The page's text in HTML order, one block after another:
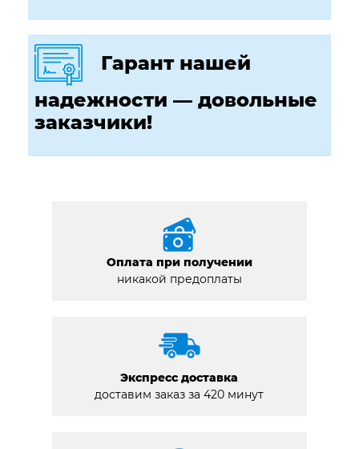
Гарант нашей
надежности — довольные
заказчики!
Оплата при получении
никакой предоплаты
Экспресс доставка
доставим заказ за 420 минут